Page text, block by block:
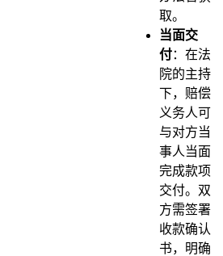
取。
当面交
付：在法
院的主持
下，赔偿
义务人可
与对方当
事人当面
完成款项
交付。双
方需签署
收款确认
书，明确